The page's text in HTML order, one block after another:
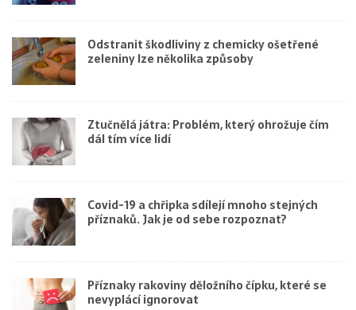
Odstranit škodliviny z chemicky ošetřené
zeleniny lze několika způsoby
Ztučnělá játra: Problém, který ohrožuje čím
dál tím více lidí
Covid-19 a chřipka sdílejí mnoho stejných
příznaků. Jak je od sebe rozpoznat?
Příznaky rakoviny děložního čípku, které se
nevyplácí ignorovat